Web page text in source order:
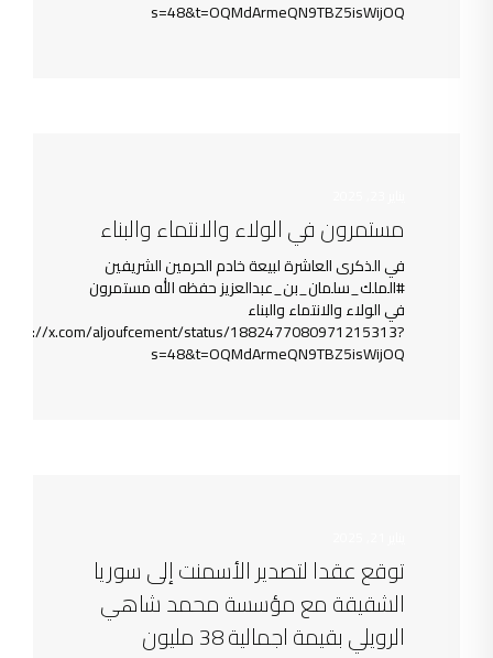
s=48&t=OQMdArmeQN9TBZ5isWijOQ
مستمرون في الولاء والانتماء والبناء
في الذكرى العاشرة لبيعة خادم الحرمين الشريفين
#الملك_سلمان_بن_عبدالعزيز حفظه الله مستمرون
في الولاء والانتماء والبناء
https://x.com/aljoufcement/status/1882477080971215313?
s=48&t=OQMdArmeQN9TBZ5isWijOQ
توقع عقدا لتصدير الأسمنت إلى سوريا
الشقيقة مع مؤسسة محمد شاهي
الرويلي بقيمة اجمالية 38 مليون